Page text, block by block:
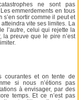
ne sont pas
emmerdements en tous
sortir comme il peut et
vite ses limites. La
l’autre, celui qui rejette la
la preuve que le pire n’est
courantes et on tente de
si nous n’étions pas
à envisager, par des
temps. Et ce n’est pas